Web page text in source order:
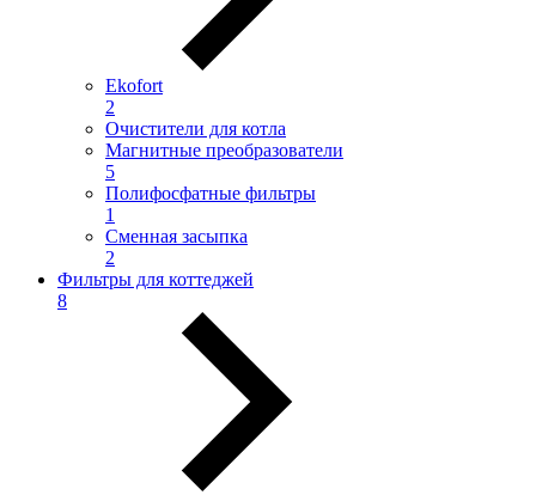
Ekofort
2
Очистители для котла
Магнитные преобразователи
5
Полифосфатные фильтры
1
Сменная засыпка
2
Фильтры для коттеджей
8